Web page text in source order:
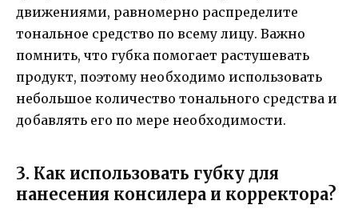
движениями, равномерно распределите
тональное средство по всему лицу. Важно
помнить, что губка помогает растушевать
продукт, поэтому необходимо использовать
небольшое количество тонального средства и
добавлять его по мере необходимости.
3. Как использовать губку для
нанесения консилера и корректора?